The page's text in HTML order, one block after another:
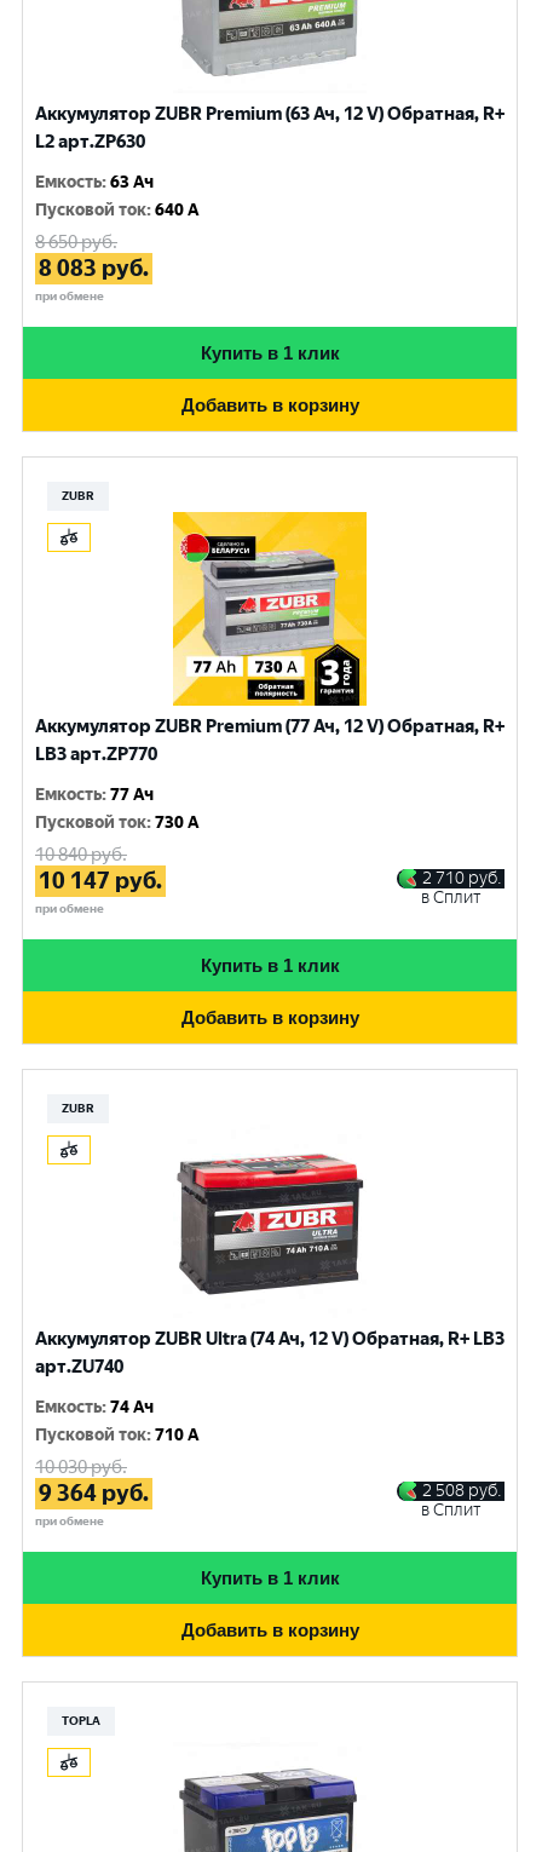
Аккумулятор ZUBR Premium (63 Ач, 12 V) Обратная, R+
L2 арт.ZP630
Емкость:63 Ач
Пусковой ток:640 A
8 650руб.
8 083 руб.
при обмене
Купить в 1 клик
Добавить в корзину
ZUBR
Аккумулятор ZUBR Premium (77 Ач, 12 V) Обратная, R+
LB3 арт.ZP770
Емкость:77 Ач
Пусковой ток:730 A
10 840руб.
10 147 руб.
при обмене
2 710 руб.
в Сплит
Купить в 1 клик
Добавить в корзину
ZUBR
Аккумулятор ZUBR Ultra (74 Ач, 12 V) Обратная, R+ LB3
арт.ZU740
Емкость:74 Ач
Пусковой ток:710 A
10 030руб.
9 364 руб.
при обмене
2 508 руб.
в Сплит
Купить в 1 клик
Добавить в корзину
TOPLA